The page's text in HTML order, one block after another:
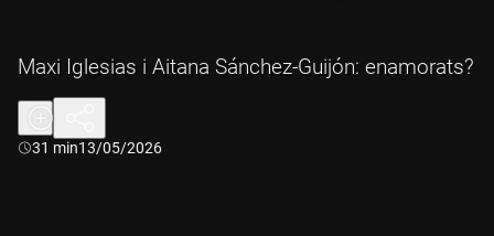
Maxi Iglesias i Aitana Sánchez-Guijón: enamorats?
Durada:
31 min13/05/2026